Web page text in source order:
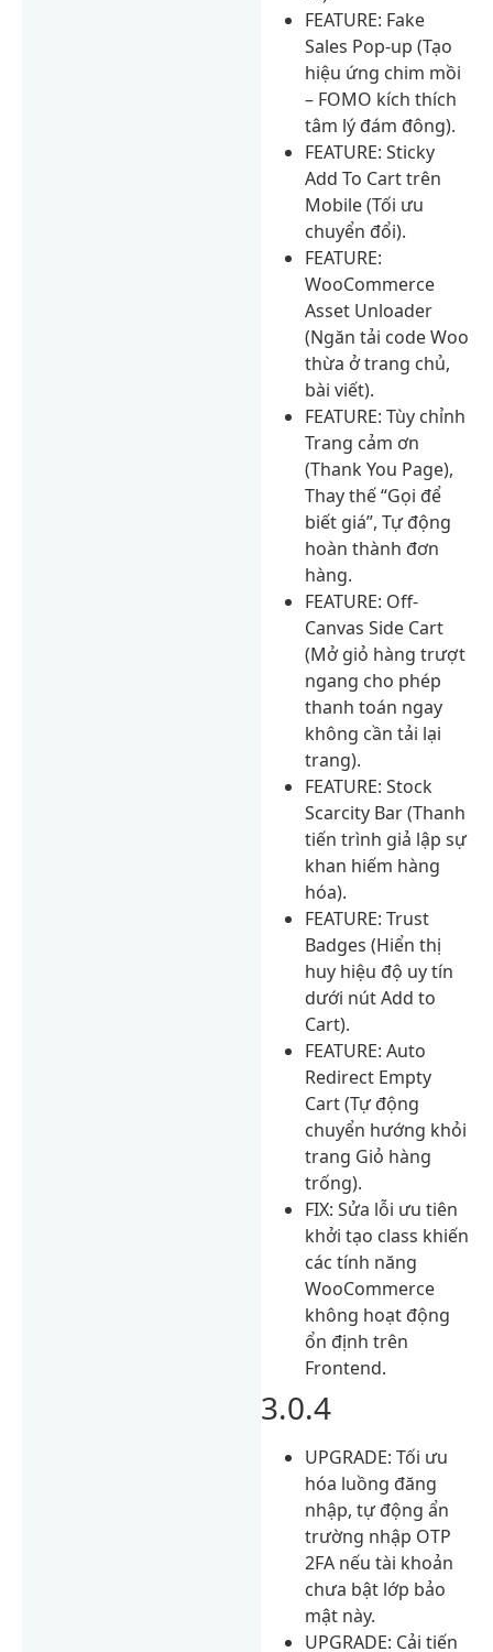
FEATURE: Fake
Sales Pop-up (Tạo
hiệu ứng chim mồi
– FOMO kích thích
tâm lý đám đông).
FEATURE: Sticky
Add To Cart trên
Mobile (Tối ưu
chuyển đổi).
FEATURE:
WooCommerce
Asset Unloader
(Ngăn tải code Woo
thừa ở trang chủ,
bài viết).
FEATURE: Tùy chỉnh
Trang cảm ơn
(Thank You Page),
Thay thế “Gọi để
biết giá”, Tự động
hoàn thành đơn
hàng.
FEATURE: Off-
Canvas Side Cart
(Mở giỏ hàng trượt
ngang cho phép
thanh toán ngay
không cần tải lại
trang).
FEATURE: Stock
Scarcity Bar (Thanh
tiến trình giả lập sự
khan hiếm hàng
hóa).
FEATURE: Trust
Badges (Hiển thị
huy hiệu độ uy tín
dưới nút Add to
Cart).
FEATURE: Auto
Redirect Empty
Cart (Tự động
chuyển hướng khỏi
trang Giỏ hàng
trống).
FIX: Sửa lỗi ưu tiên
khởi tạo class khiến
các tính năng
WooCommerce
không hoạt động
ổn định trên
Frontend.
3.0.4
UPGRADE: Tối ưu
hóa luồng đăng
nhập, tự động ẩn
trường nhập OTP
2FA nếu tài khoản
chưa bật lớp bảo
mật này.
UPGRADE: Cải tiến